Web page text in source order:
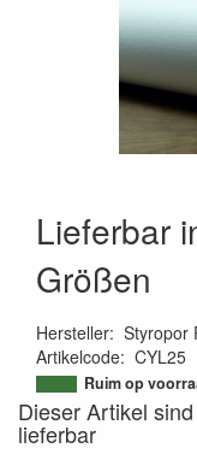
Lieferbar
Größen
Hersteller: Styropor
Artikelcode: CYL25
9501773665164
Ruim op
Dieser Artikel
lieferbar